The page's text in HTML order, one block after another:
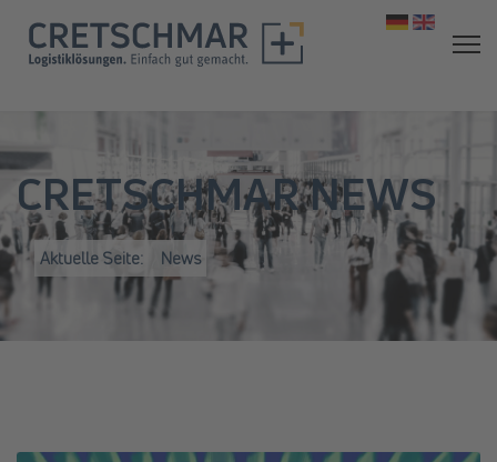
CRETSCHMAR NEWS
Aktuelle Seite: News
Sprache